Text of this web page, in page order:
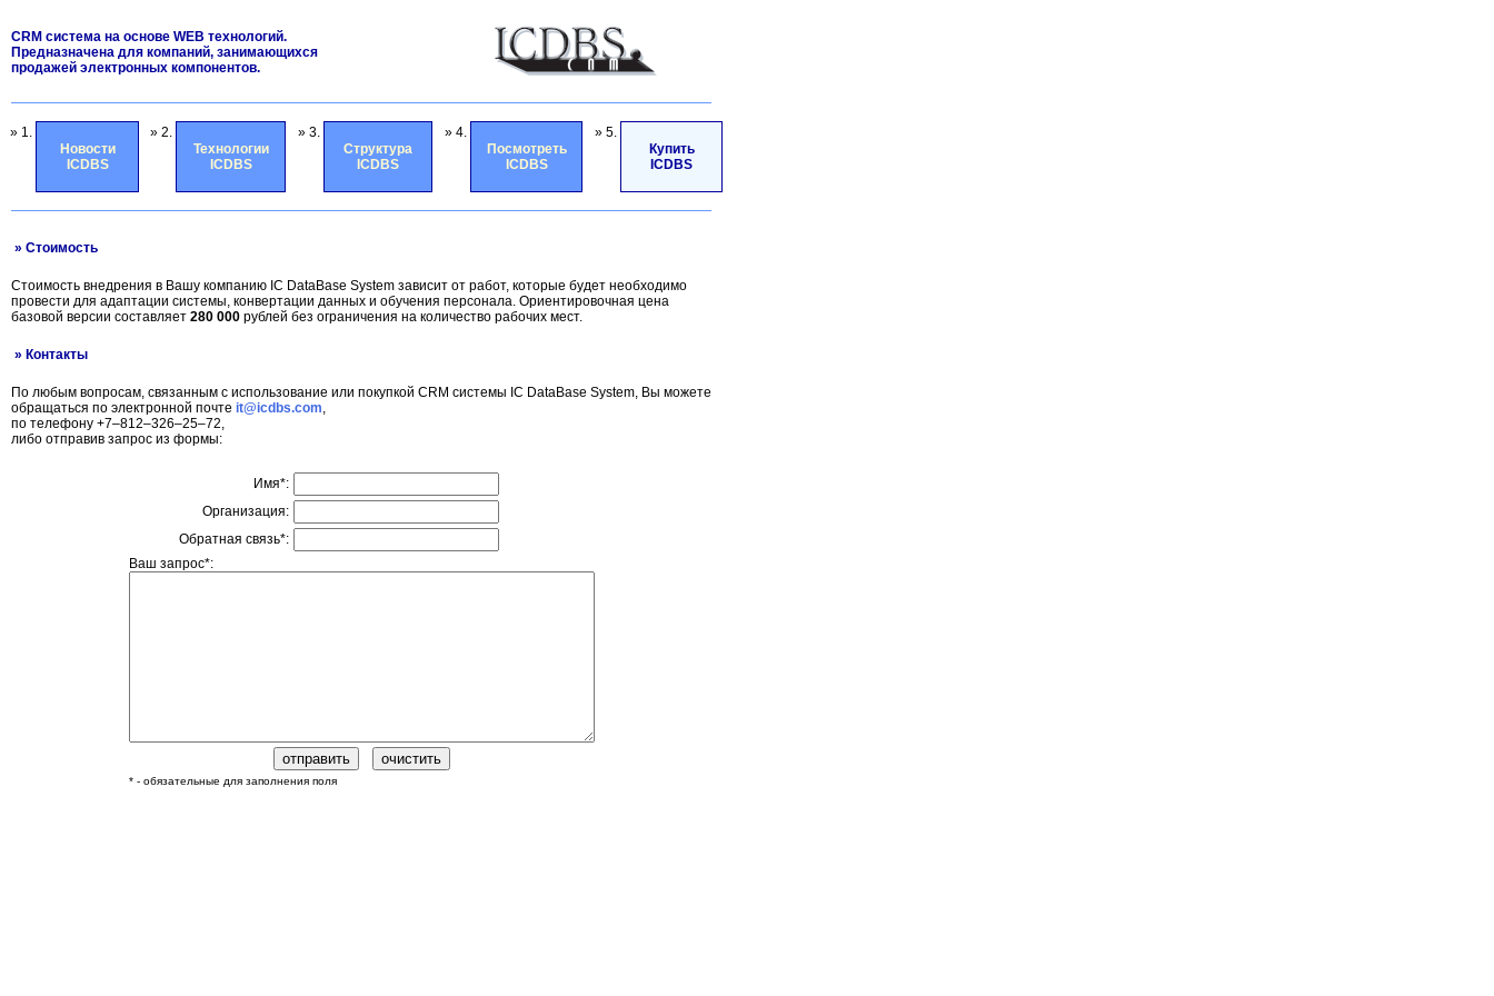
CRM система на основе WEB технологий.
Предназначена для компаний, занимающихся
продажей электронных компонентов.
» 1.
Новости
ICDBS
» 2.
Технологии
ICDBS
» 3.
Структура
ICDBS
» 4.
Посмотреть
ICDBS
» 5.
Купить
ICDBS
» Стоимость
Стоимость внедрения в Вашу компанию IC DataBase System зависит от работ, которые будет необходимо
провести для адаптации системы, конвертации данных и обучения персонала. Ориентировочная цена
базовой версии составляет 280 000 рублей без ограничения на количество рабочих мест.
» Контакты
По любым вопросам, связанным с использование или покупкой CRM системы IC DataBase System, Вы можете
обращаться по электронной почте it@icdbs.com,
по телефону +7–812–326–25–72,
либо отправив запрос из формы:
Имя*:
Организация:
Обратная связь*:
Ваш запрос*:
* - обязательные для заполнения поля